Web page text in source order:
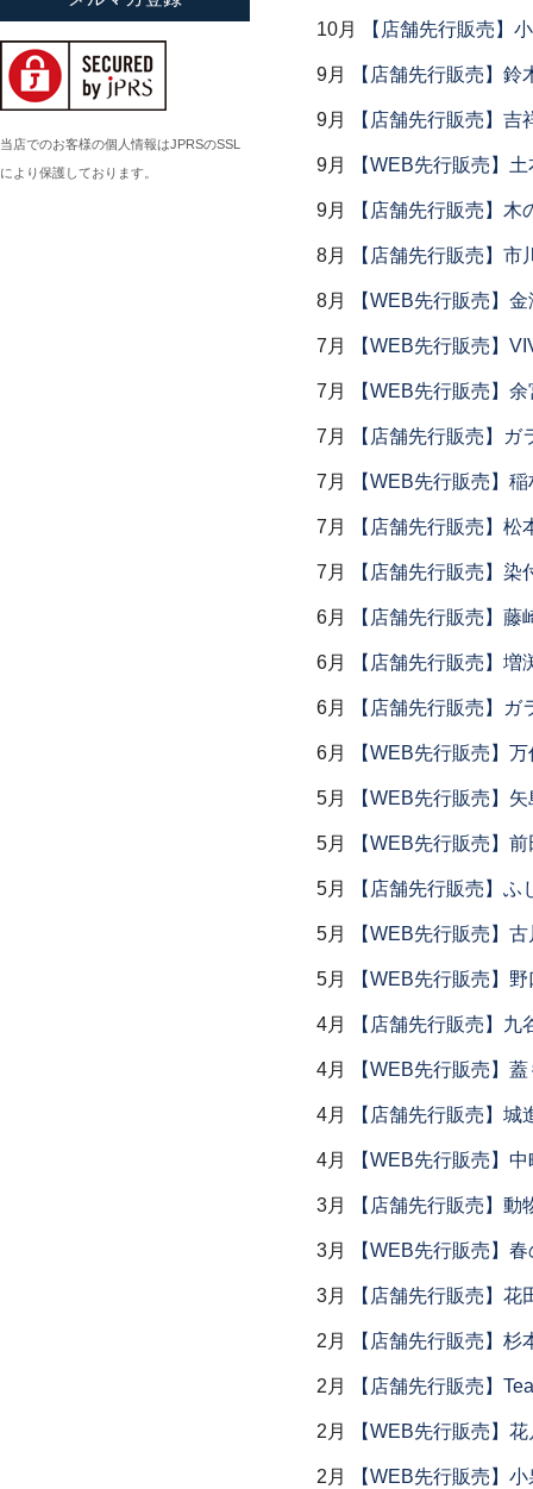
10月 【店舗先行販売】
9月 【店舗先行販売】
9月 【店舗先行販売】吉
9月 【WEB先行販売】
9月 【店舗先行販売】木
8月 【店舗先行販売】
8月 【WEB先行販売】
7月 【WEB先行販売】
7月 【WEB先行販売】
7月 【店舗先行販売】ガ
7月 【WEB先行販売】
7月 【店舗先行販売】松
7月 【店舗先行販売】染
6月 【店舗先行販売】
6月 【店舗先行販売】増
6月 【店舗先行販売】ガ
6月 【WEB先行販売】
5月 【WEB先行販売】
5月 【WEB先行販売】
5月 【店舗先行販売】ふ
5月 【WEB先行販売】
5月 【WEB先行販売】
4月 【店舗先行販売】九
4月 【WEB先行販売】
4月 【店舗先行販売】城
4月 【WEB先行販売】
3月 【店舗先行販売】動
3月 【WEB先行販売】
3月 【店舗先行販売】
2月 【店舗先行販売】
2月 【店舗先行販売】
2月 【WEB先行販売】
2月 【WEB先行販売】
小倉広太郎
岡田直人
岡野達也
岡本修
小川佳子
当店でのお客様の個人情報はJPRSのSSL
により保護しております。